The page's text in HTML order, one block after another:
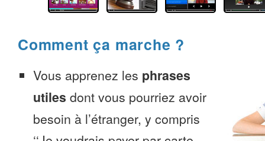
Comment ça marche ?
Vous apprenez les phrases
utiles dont vous pourriez avoir
besoin à l’étranger, y compris